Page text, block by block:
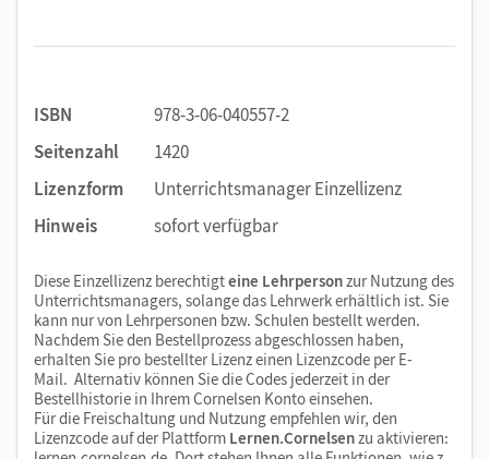
ISBN
978-3-06-040557-2
Seitenzahl
1420
Lizenzform
Unterrichtsmanager Einzellizenz
Hinweis
sofort verfügbar
Diese Einzellizenz berechtigteine Lehrpersonzur Nutzung des
Unterrichtsmanagers, solange das Lehrwerk erhältlich ist. Sie
kann nur von Lehrpersonen bzw. Schulen bestellt werden.
Nachdem Sie den Bestellprozess abgeschlossen haben,
erhalten Sie pro bestellter Lizenz einen Lizenzcode per E-
Mail. Alternativ können Sie die Codes jederzeit in der
Bestellhistorie in Ihrem Cornelsen Konto einsehen.
Für die Freischaltung und Nutzung empfehlen wir, den
Lizenzcode auf der Plattform Lernen.Cornelsenzu aktivieren: